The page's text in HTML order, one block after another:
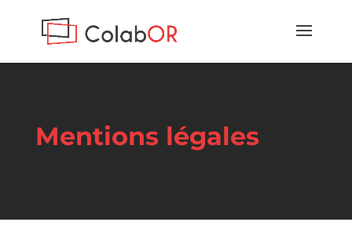
Mentions légales